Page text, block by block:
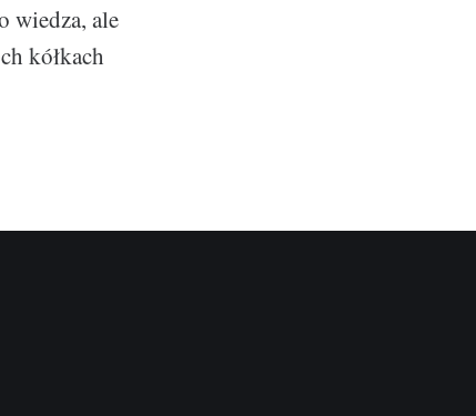
wiedza, ale
kółkach